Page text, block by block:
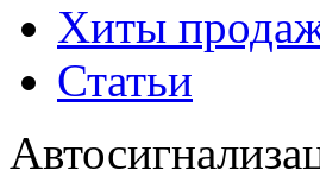
Хиты
Статьи